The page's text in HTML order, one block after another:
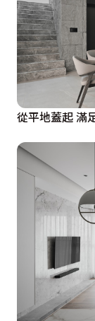
從平地蓋起 滿